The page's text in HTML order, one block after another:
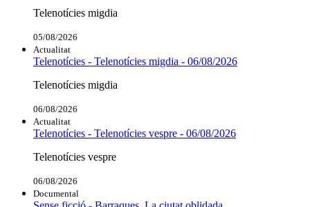
Telenotícies migdia
05/08/2026
Actualitat
Telenotícies - Telenotícies migdia - 06/08/2026
Telenotícies migdia
06/08/2026
Actualitat
Telenotícies - Telenotícies vespre - 06/08/2026
Telenotícies vespre
06/08/2026
Documental